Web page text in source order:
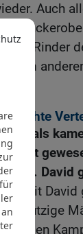
Auch
und Rinder
dem
David
mit
in den